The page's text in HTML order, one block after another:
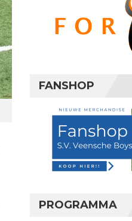
FANSHOP
PROGRAMMA